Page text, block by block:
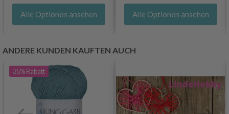
Alle Optionen ansehen Alle Optionen ansehen
ANDERE KUNDEN KAUFTEN AUCH
35%Rabatt